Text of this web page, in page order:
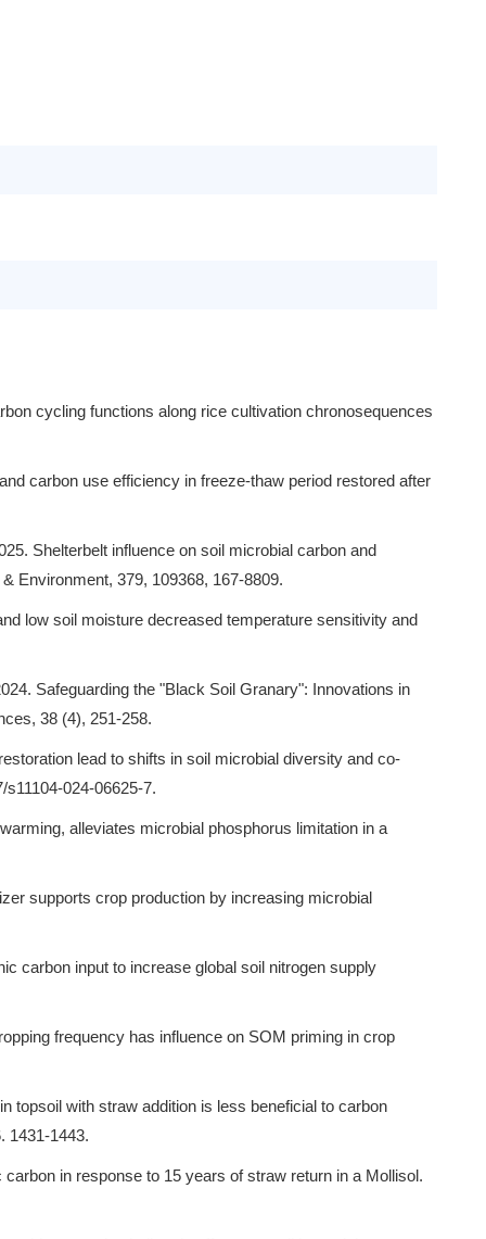
cycling functions along rice cultivation chronosequences
carbon use efficiency in freeze-thaw period restored after
Shelterbelt influence on soil microbial carbon and
Environment, 379, 109368, 167-8809.
low soil moisture decreased temperature sensitivity and
Safeguarding the "Black Soil Granary": Innovations in
38 (4), 251-258.
lead to shifts in soil microbial diversity and co-
024-06625-7.
alleviates microbial phosphorus limitation in a
supports crop production by increasing microbial
carbon input to increase global soil nitrogen supply
frequency has influence on SOM priming in crop
topsoil with straw addition is less beneficial to carbon
1431-1443.
in response to 15 years of straw return in a Mollisol.